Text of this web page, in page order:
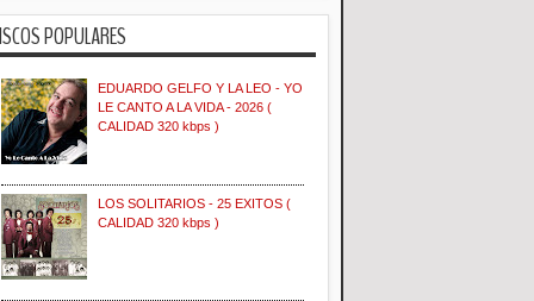
POPULARES
EDUARDO GELFO Y LA LEO - YO
LE CANTO A LA VIDA - 2026 (
CALIDAD 320 kbps )
LOS SOLITARIOS - 25 EXITOS (
CALIDAD 320 kbps )